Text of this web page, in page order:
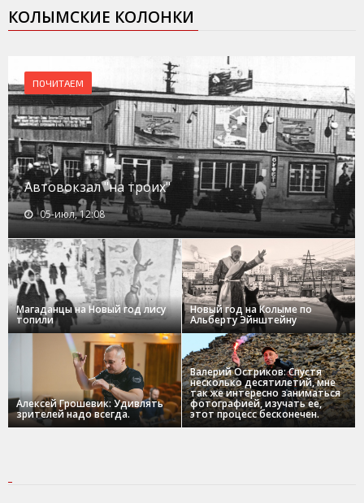
КОЛЫМСКИЕ КОЛОНКИ
ПОЧИТАЕМ
Автовокзал "на троих"
05-июл, 12:08
Магаданцы на Новый год лису
топили
Новый год на Колыме по
Альберту Эйнштейну
Алексей Грошевик: Удивлять
зрителей надо всегда.
Валерий Остриков: Спустя
несколько десятилетий, мне
так же интересно заниматься
фотографией, изучать ее,
этот процесс бесконечен.